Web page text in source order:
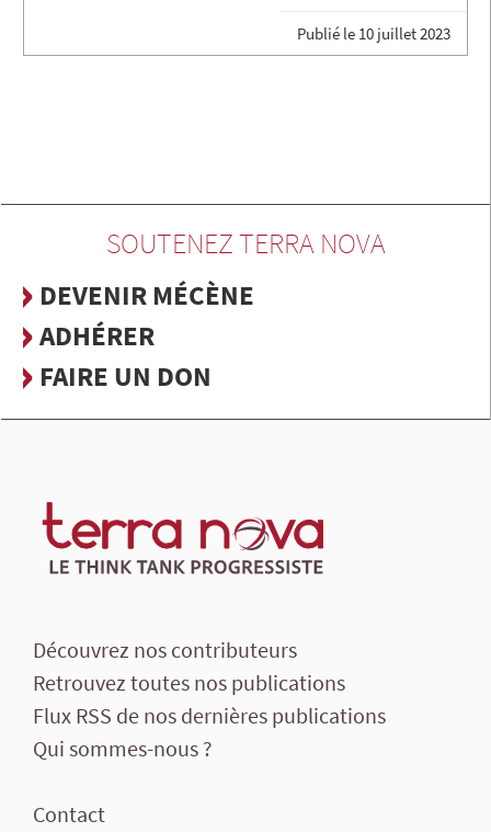
Publié le 10 juillet 2023
SOUTENEZ TERRA NOVA
DEVENIR MÉCÈNE
ADHÉRER
FAIRE UN DON
Découvrez nos contributeurs
Retrouvez toutes nos publications
Flux RSS de nos dernières publications
Qui sommes-nous ?
Contact